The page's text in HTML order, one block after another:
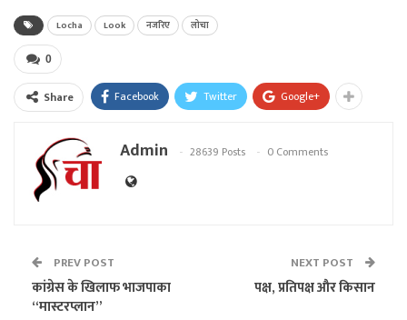
Locha Look नजरिए लोचा
0
Share Facebook Twitter Google+
Admin 28639 Posts 0 Comments
PREV POST
कांग्रेस के खिलाफ भाजपाका
“मास्टरप्लान”
NEXT POST
पक्ष, प्रतिपक्ष और किसान